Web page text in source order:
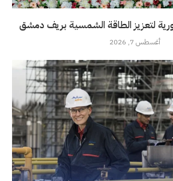
لتعزيز الطاقة الشمسية بريف دمشق
أغسطس 7, 2026